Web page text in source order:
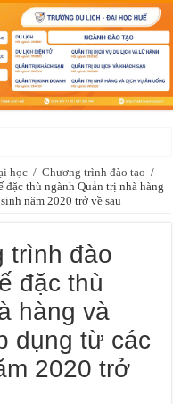
học / Chương trình đào tạo /
thù ngành Quản trị nhà hàng
năm 2020 trở về sau
trình đào
đặc thù
hàng và
dụng từ các
2020 trở